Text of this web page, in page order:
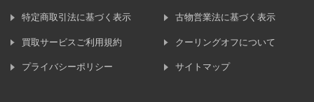
特定商取引法に基づく表示 古物営業法に基づく表示
買取サービスご利用規約 クーリングオフについて
プライバシーポリシー サイトマップ